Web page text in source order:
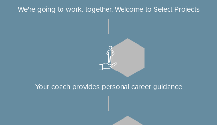
We're going to work. together. Welcome to Select Projects
Your coach provides personal career guidance